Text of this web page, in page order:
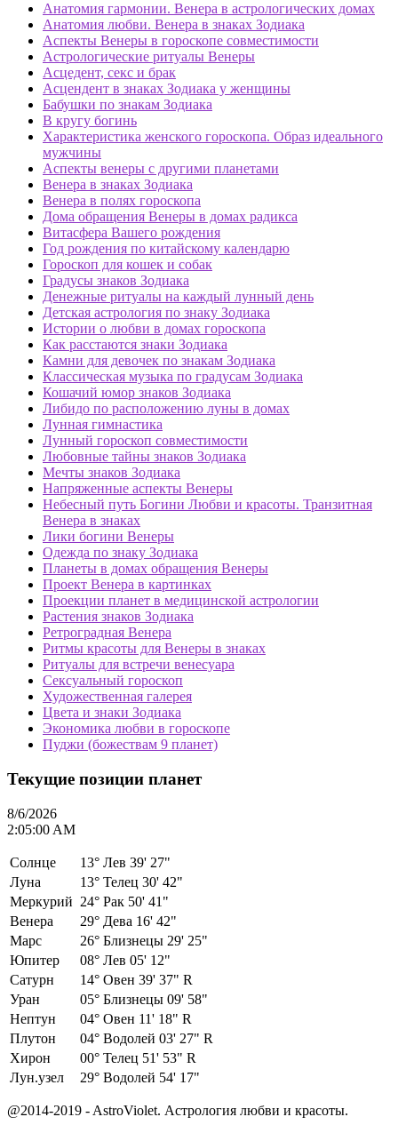
Анатомия гармонии. Венера в астрологических домах
Анатомия любви. Венера в знаках Зодиака
Аспекты Венеры в гороскопе совместимости
Астрологические ритуалы Венеры
Асцедент, секс и брак
Асцендент в знаках Зодиака у женщины
Бабушки по знакам Зодиака
В кругу богинь
Характеристика женского гороскопа. Образ идеального
мужчины
Аспекты венеры с другими планетами
Венера в знаках Зодиака
Венера в полях гороскопа
Дома обращения Венеры в домах радикса
Витасфера Вашего рождения
Год рождения по китайскому календарю
Гороскоп для кошек и собак
Градусы знаков Зодиака
Денежные ритуалы на каждый лунный день
Детская астрология по знаку Зодиака
Истории о любви в домах гороскопа
Как расстаются знаки Зодиака
Камни для девочек по знакам Зодиака
Классическая музыка по градусам Зодиака
Кошачий юмор знаков Зодиака
Либидо по расположению луны в домах
Лунная гимнастика
Лунный гороскоп совместимости
Любовные тайны знаков Зодиака
Мечты знаков Зодиака
Напряженные аспекты Венеры
Небесный путь Богини Любви и красоты. Транзитная
Венера в знаках
Лики богини Венеры
Одежда по знаку Зодиака
Планеты в домах обращения Венеры
Проект Венера в картинках
Проекции планет в медицинской астрологии
Растения знаков Зодиака
Ретроградная Венера
Ритмы красоты для Венеры в знаках
Ритуалы для встречи венесуара
Сексуальный гороскоп
Художественная галерея
Цвета и знаки Зодиака
Экономика любви в гороскопе
Пуджи (божествам 9 планет)
Текущие позиции планет
8/6/2026
2:05:00 AM
Солнце 13° Лев 39' 27"
Луна
13° Телец 30' 42"
Меркурий 24° Рак 50' 41"
Венера
29° Дева 16' 42"
Марс
26° Близнецы 29' 25"
Юпитер
08° Лев 05' 12"
Сатурн
14° Овен 39' 37" R
Уран
05° Близнецы 09' 58"
Нептун
04° Овен 11' 18" R
Плутон
04° Водолей 03' 27" R
Хирон
00° Телец 51' 53" R
Лун.узел
29° Водолей 54' 17"
@2014-2019 - AstroViolet. Астрология любви и красоты.